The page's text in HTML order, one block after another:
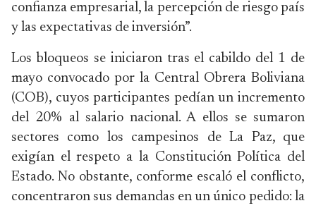
confianza empresarial, la percepción de riesgo país
y las expectativas de inversión”.
Los bloqueos se iniciaron tras el cabildo del 1 de
mayo convocado por la Central Obrera Boliviana
(COB), cuyos participantes pedían un incremento
del 20% al salario nacional. A ellos se sumaron
sectores como los campesinos de La Paz, que
exigían el respeto a la Constitución Política del
Estado. No obstante, conforme escaló el conflicto,
concentraron sus demandas en un único pedido: la